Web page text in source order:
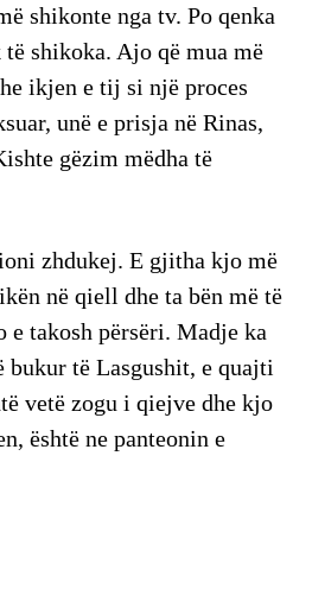
shikonte nga tv. Po qenka
shikoka. Ajo që mua më
ikjen e tij si një proces
unë e prisja në Rinas,
gëzim mëdha të
zhdukej. E gjitha kjo më
në qiell dhe ta bën më të
e takosh përsëri. Madje ka
bukur të Lasgushit, e quajti
vetë zogu i qiejve dhe kjo
është ne panteonin e